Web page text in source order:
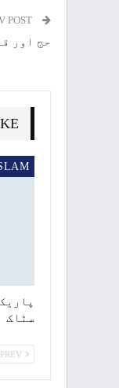
حج اور
سٹاک